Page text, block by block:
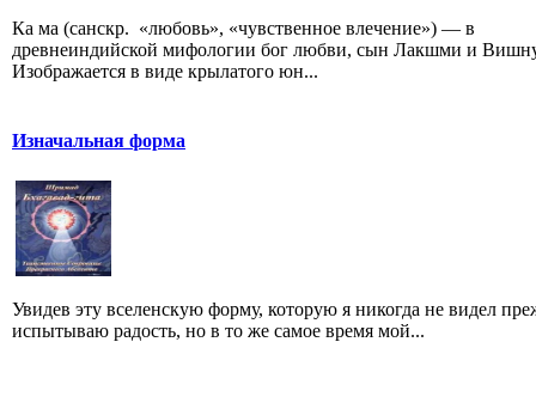
Ка ма (санскр. «любовь», «чувственное влечение») — в
древнеиндийской мифологии бог любви, сын Лакшми и
Изображается в виде крылатого юн...
Изначальная форма
Увидев эту вселенскую форму, которую я никогда не видел
испытываю радость, но в то же самое время мой...